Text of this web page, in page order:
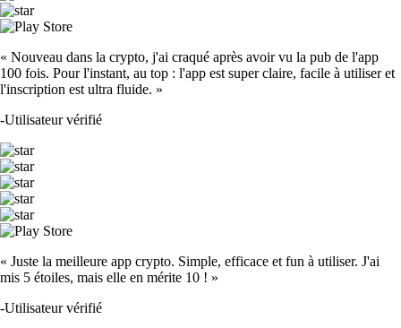
« Nouveau dans la crypto, j'ai craqué après avoir vu la pub de l'app
100 fois. Pour l'instant, au top : l'app est super claire, facile à utiliser et
l'inscription est ultra fluide. »
-Utilisateur vérifié
« Juste la meilleure app crypto. Simple, efficace et fun à utiliser. J'ai
mis 5 étoiles, mais elle en mérite 10 ! »
-Utilisateur vérifié